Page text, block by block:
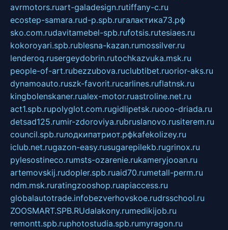
avrmotors.ruart-galadesign.rutiffany-c.ru
ecostep-samara.rud-p.spb.ruгалактика73.рф
sko.com.rudavitamebel-spb.rufotsis.rutesiaes.ru
kokoroyari.spb.rublesna-kazan.rumossilver.ru
lenderoq.rusergeydobrin.rutochkazvuka.msk.ru
people-of-art.rubezzubova.ruclubtibet.ruorior-aks.ru
dynamoauto.ruszk-favorit.rucarlines.ruflatnsk.ru
kingbolenskaner.rualex-motor.ruastroline.net.ru
act1.spb.rupolyglot.com.rugidlipetsk.ruooo-driada.ru
detsad125.rumir-zdoroviya.rubruslanovo.rusiterem.ru
council.spb.ruлодкипатриот.рфkafekolizey.ru
iclub.net.rugazon-easy.rusugarepilekb.rugrinox.ru
pylesostineco.rumsts-ozarenie.rukameryjooan.ru
artemovskij.rudopler.spb.ruaid70.rumetall-perm.ru
ndm.msk.ruratingzooshop.ruapiaccess.ru
globalautotrade.infobezverhovskoe.rudrsschool.ru
ZOOSMART.SPB.RUdalakony.rumedikijob.ru
remontt.spb.ruphotostudia.spb.rumyragon.ru